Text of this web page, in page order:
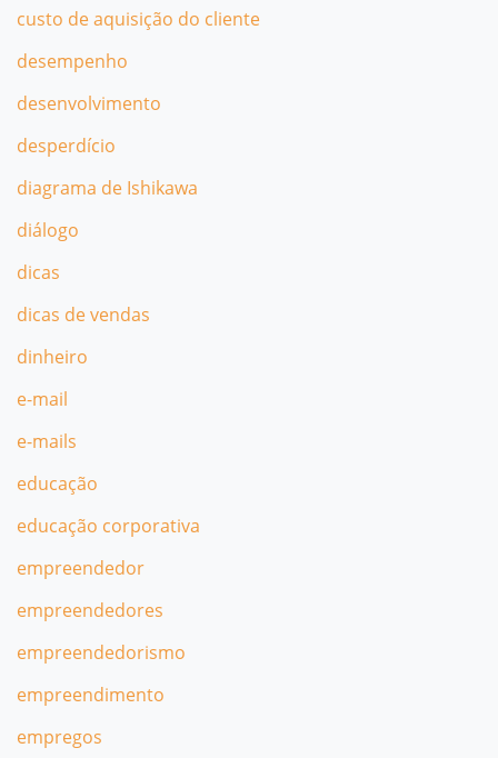
custo de aquisição do cliente
desempenho
desenvolvimento
desperdício
diagrama de Ishikawa
diálogo
dicas
dicas de vendas
dinheiro
e-mail
e-mails
educação
educação corporativa
empreendedor
empreendedores
empreendedorismo
empreendimento
empregos